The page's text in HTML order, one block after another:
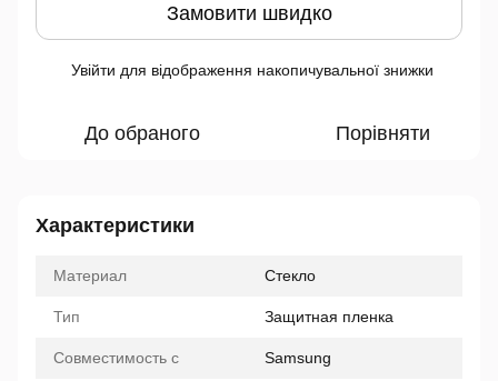
Замовити швидко
Увійти для відображення накопичувальної знижки
До обраного Порівняти
Характеристики
Материал Стекло
Тип Защитная пленка
Совместимость с Samsung